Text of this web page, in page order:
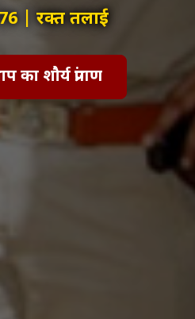
| रक्त तलाई
का शौर्य प्रांगण